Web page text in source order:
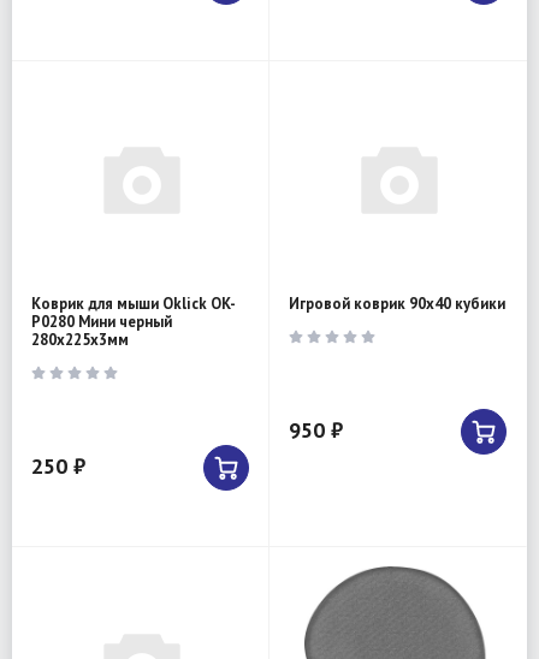
Коврик для мыши Oklick OK-
P0280 Мини черный
280x225x3мм
250 ₽
Игровой коврик 90х40 кубики
950 ₽